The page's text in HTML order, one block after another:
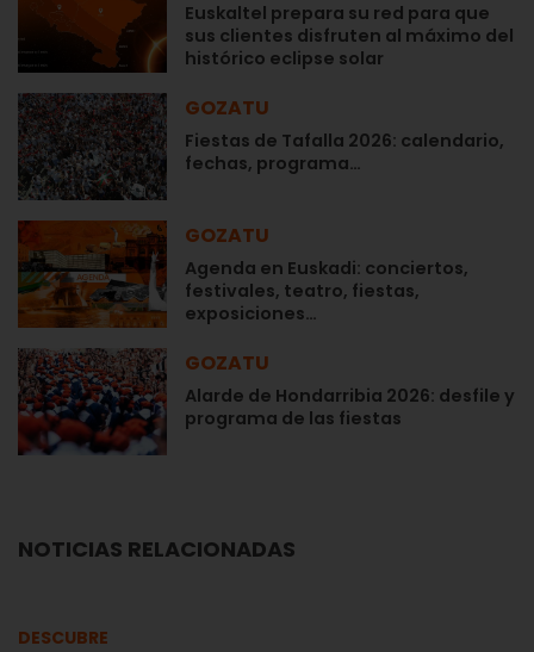
Euskaltel prepara su red para que
sus clientes disfruten al máximo del
histórico eclipse solar
GOZATU
Fiestas de Tafalla 2026: calendario,
fechas, programa…
GOZATU
Agenda en Euskadi: conciertos,
festivales, teatro, fiestas,
exposiciones…
GOZATU
Alarde de Hondarribia 2026: desfile y
programa de las fiestas
NOTICIAS RELACIONADAS
DESCUBRE